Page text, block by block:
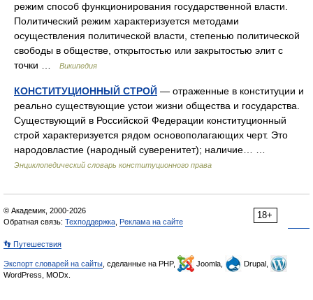
режим способ функционирования государственной власти.
Политический режим характеризуется методами
осуществления политической власти, степенью политической
свободы в обществе, открытостью или закрытостью элит с
точки …
Википедия
КОНСТИТУЦИОННЫЙ СТРОЙ — отраженные в конституции и
реально существующие устои жизни общества и государства.
Существующий в Российской Федерации конституционный
строй характеризуется рядом основополагающих черт. Это
народовластие (народный суверенитет); наличие… …
Энциклопедический словарь конституционного права
18+
© Академик, 2000-2026
Обратная связь: Техподдержка Реклама на сайте
👣 Путешествия
Экспорт словарей на сайты , сделанные на PHP, Joomla,
Drupal,
WordPress, MODx.